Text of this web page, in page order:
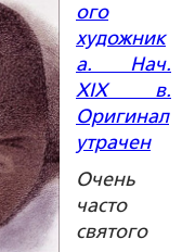
ого
художник
а. Нач.
XIX в.
Оригинал
утрачен
Очень
часто
святого